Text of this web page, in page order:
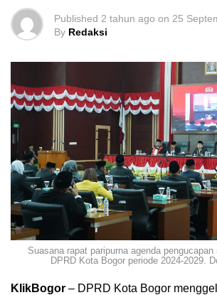
Published 2 tahun ago on 25
By Redaksi
Suasana rapat paripurna agenda
DPRD Kota Bogor periode 2024-2029.
KlikBogor – DPRD Kota Bogor